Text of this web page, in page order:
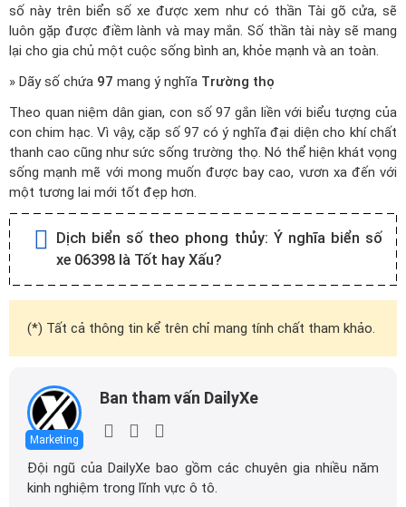
số này trên biển số xe được xem như có thần Tài gõ cửa, sẽ
luôn gặp được điềm lành và may mắn. Số thần tài này sẽ mang
lại cho gia chủ một cuộc sống bình an, khỏe mạnh và an toàn.
» Dãy số chứa 97 mang ý nghĩa Trường thọ
Theo quan niệm dân gian, con số 97 gắn liền với biểu tượng của
con chim hạc. Vì vậy, cặp số 97 có ý nghĩa đại diện cho khí chất
thanh cao cũng như sức sống trường thọ. Nó thể hiện khát vọng
sống mạnh mẽ với mong muốn được bay cao, vươn xa đến với
một tương lai mới tốt đẹp hơn.
Dịch biển số theo phong thủy: Ý nghĩa biển số
xe 06398 là Tốt hay Xấu?
(*) Tất cả thông tin kể trên chỉ mang tính chất tham khảo.
Marketing
Ban tham vấn DailyXe
Đội ngũ của DailyXe bao gồm các chuyên gia nhiều năm
kinh nghiệm trong lĩnh vực ô tô.